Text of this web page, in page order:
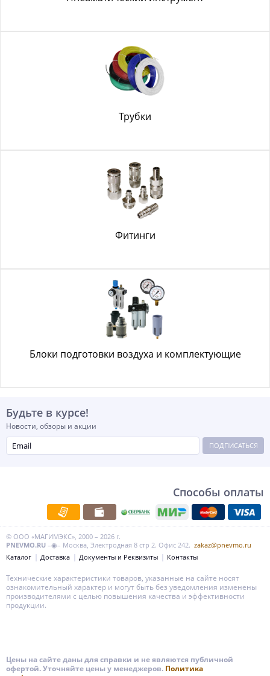
Трубки
Фитинги
Блоки подготовки воздуха и комплектующие
Будьте в курсе!
Новости, обзоры и акции
ПОДПИСАТЬСЯ
Способы оплаты
© ООО «МАГИМЭКС», 2000 – 2026 г.
PNEVMO.RU –◉– Москва, Электродная 8 стр 2. Офис 242. zakaz@pnevmo.ru
Каталог
Доставка Документы и Реквизиты Контакты
Технические характеристики товаров, указанные на сайте носят
ознакомительный характер и могут быть без уведомления изменены
производителями с целью повышения качества и эффективности
продукции.
Цены на сайте даны для справки и не являются публичной
офертой. Уточняйте цены у менеджеров. Политика